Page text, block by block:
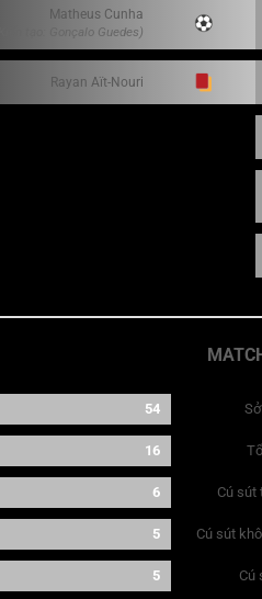
Matheus Cunha
(Kiến tạo: Gonçalo Guedes)
Rayan Aït-Nouri
54
16
6 Cú sút
5 Cú sút
5 Cú